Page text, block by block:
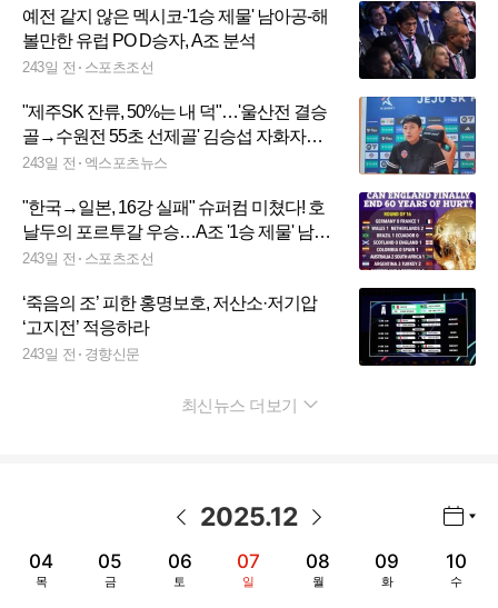
예전 같지 않은 멕시코-'1승 제물' 남아공-해
볼만한 유럽 PO D승자, A조 분석
243일 전 스포츠조선
"제주SK 잔류, 50%는 내 덕"…'울산전 결승
골→수원전 55초 선제골' 김승섭 자화자찬
[현장인터뷰]
243일 전 엑스포츠뉴스
"한국→일본, 16강 실패" 슈퍼컴 미쳤다! 호
날두의 포르투갈 우승…A조 '1승 제물' 남아
공 16강行, 호주 8강 진출
243일 전 스포츠조선
‘죽음의 조’ 피한 홍명보호, 저산소·저기압
‘고지전’ 적응하라
243일 전 경향신문
최신뉴스 더보기
2025.12
04
목
05
금
06
토
07
일
08
월
09
화
10
수